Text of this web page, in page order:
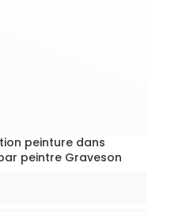
peinture dans
peintre Graveson